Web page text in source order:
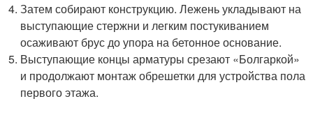
Затем собирают конструкцию. Лежень укладывают на
выступающие стержни и легким постукиванием
осаживают брус до упора на бетонное основание.
Выступающие концы арматуры срезают «Болгаркой»
и продолжают монтаж обрешетки для устройства пола
первого этажа.